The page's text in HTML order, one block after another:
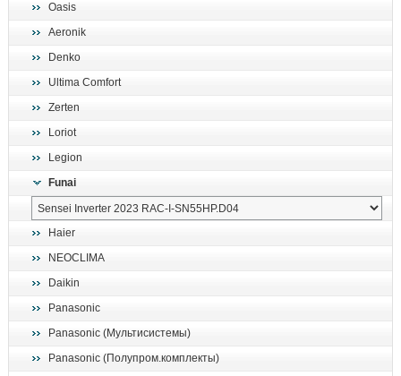
Oasis
Aeronik
Denko
Ultima Comfort
Zerten
Loriot
Legion
Funai
Haier
NEOCLIMA
Daikin
Panasonic
Panasonic (Мультисистемы)
Panasonic (Полупром.комплекты)